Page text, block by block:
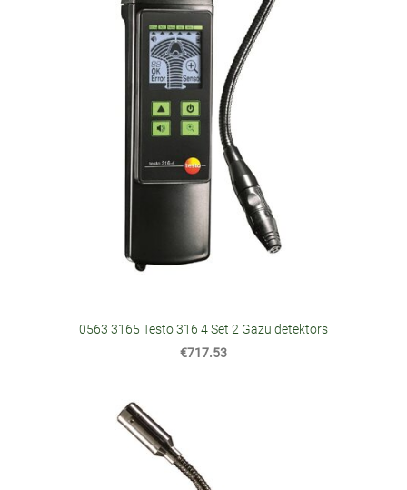
0563 3165 Testo 316 4 Set 2 Gāzu detektors
€717.53